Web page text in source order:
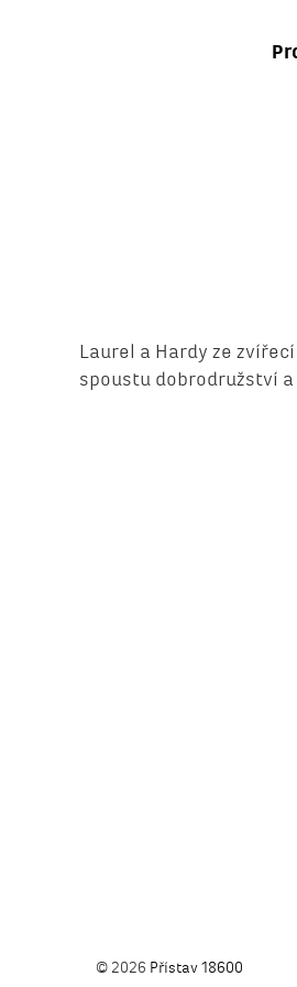
Laurel a Hardy ze
spoustu dobrodružství
© 2026 Přístav 18600